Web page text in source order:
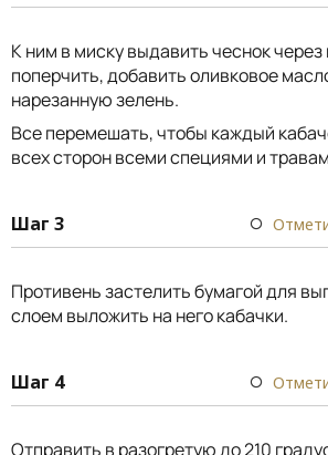
К ним в миску выдавить чеснок через
поперчить, добавить оливковое
нарезанную зелень.
Все перемешать, чтобы каждый
всех сторон всеми специями и
Шаг 3
Противень застелить бумагой для
слоем выложить на него кабачки.
Шаг 4
Отправить в разогретую до 210